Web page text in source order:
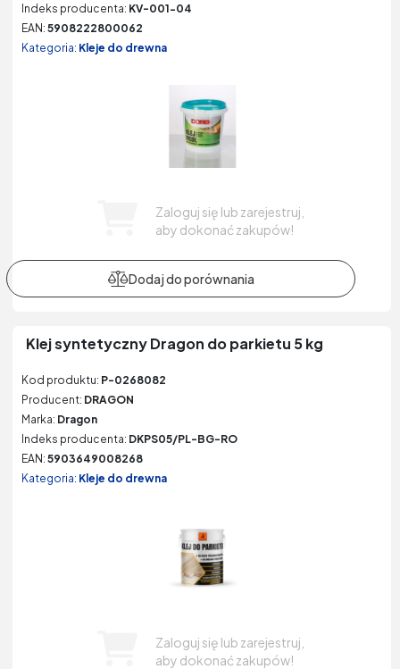
Indeks producenta: KV-001-04
EAN: 5908222800062
Kategoria: Kleje do drewna
Zaloguj się lub zarejestruj,
aby dokonać zakupów!
Klej syntetyczny Dragon do parkietu 5 kg
Kod produktu: P-0268082
Producent: DRAGON
Marka: Dragon
Indeks producenta: DKPS05/PL-BG-RO
EAN: 5903649008268
Kategoria: Kleje do drewna
Zaloguj się lub zarejestruj,
aby dokonać zakupów!